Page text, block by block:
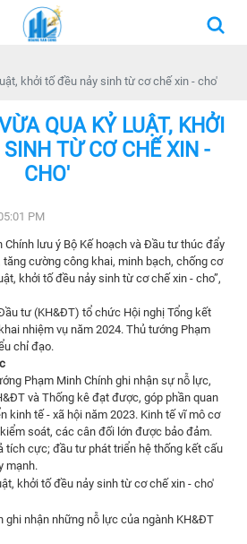
khởi tố đều nảy sinh từ cơ chế xin - cho'
QUA KỶ LUẬT, KHỞI
TỪ CƠ CHẾ XIN -
CHO'
PM
Chính lưu ý Bộ Kế hoạch và Đầu tư thúc đẩy
cường công khai, minh bạch, chống cơ
khởi tố đều nảy sinh từ cơ chế xin - cho”,
tư (KH&ĐT) tổ chức Hội nghị Tổng kết
nhiệm vụ năm 2024. Thủ tướng Phạm
chỉ đạo.
Phạm Minh Chính ghi nhận sự nỗ lực,
và Thống kê đạt được, góp phần quan
kinh tế - xã hội năm 2023. Kinh tế vĩ mô cơ
soát, các cân đối lớn được bảo đảm.
tích cực; đầu tư phát triển hệ thống kết cấu
mạnh.
ghi nhận những nỗ lực của ngành KH&ĐT